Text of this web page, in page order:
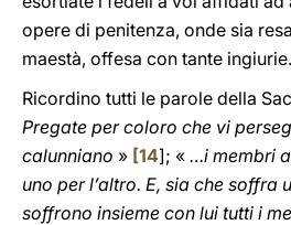
opere di penitenza, onde sia
maestà, offesa con tante ingiurie.
Ricordino tutti le parole della
Pregate per coloro che vi
calunniano » [14]; « …i membri
uno per l’altro. E, sia che soffra
soffrono insieme con lui tutti i